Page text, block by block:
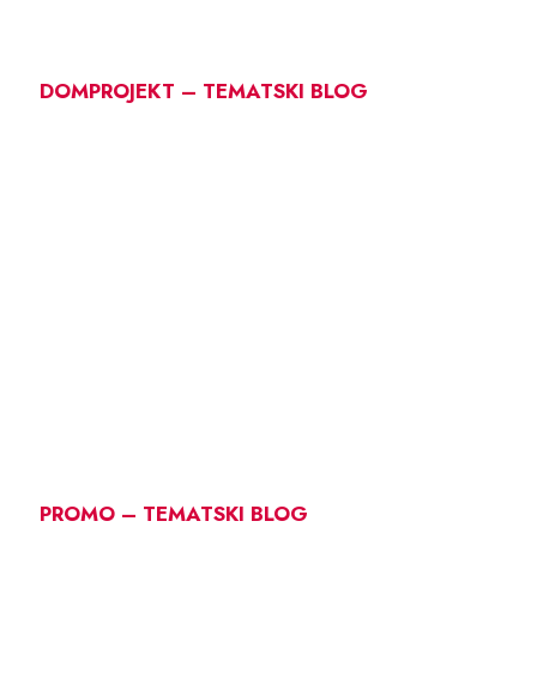
DOMPROJEKT – TEMATSKI BLOG
PROMO – TEMATSKI BLOG